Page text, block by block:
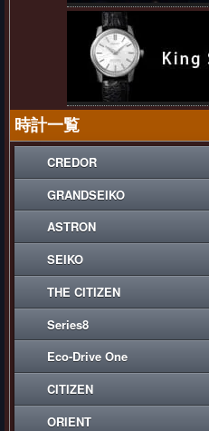
時計一覧
CREDOR
GRANDSEIKO
ASTRON
SEIKO
THE CITIZEN
Series8
Eco-Drive One
CITIZEN
ORIENT